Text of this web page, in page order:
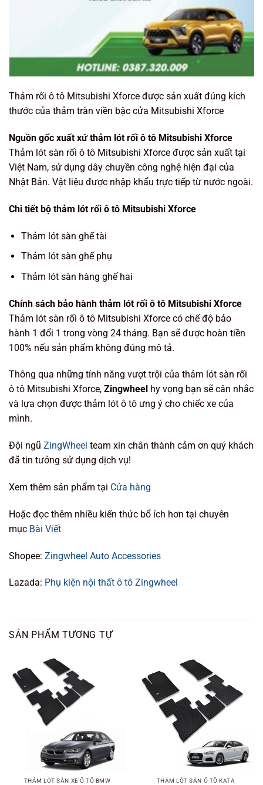
Thảm rối ô tô Mitsubishi Xforce được sản xuất đúng kích
thước của thảm tràn viền bậc cửa Mitsubishi Xforce
Nguồn gốc xuất xứ thảm lót rối ô tô Mitsubishi Xforce
Thảm lót sàn rối ô tô Mitsubishi Xforce được sản xuất tại
Việt Nam, sử dụng dây chuyền công nghệ hiện đại của
Nhật Bản. Vật liệu được nhập khẩu trực tiếp từ nước ngoài.
Chi tiết bộ thảm lót rối ô tô Mitsubishi Xforce
Thảm lót sàn ghế tài
Thảm lót sàn ghế phụ
Thảm lót sàn hàng ghế hai
Chính sách bảo hành thảm lót rối ô tô Mitsubishi Xforce
Thảm lót sàn rối ô tô Mitsubishi Xforce có chế độ bảo
hành 1 đổi 1 trong vòng 24 tháng. Bạn sẽ được hoàn tiền
100% nếu sản phẩm không đúng mô tả.
Thông qua những tính năng vượt trội của thảm lót sàn rối
ô tô Mitsubishi Xforce, Zingwheel hy vọng bạn sẽ cân nhắc
và lựa chọn được thảm lót ô tô ưng ý cho chiếc xe của
mình.
Đội ngũ ZingWheel team xin chân thành cảm ơn quý khách
đã tin tưởng sử dụng dịch vụ!
Xem thêm sản phẩm tại Cửa hàng
Hoặc đọc thêm nhiều kiến thức bổ ích hơn tại chuyên
mục Bài Viết
Shopee: Zingwheel Auto Accessories
Lazada: Phụ kiện nội thất ô tô Zingwheel
SẢN PHẨM TƯƠNG TỰ
THẢM LÓT SÀN XE Ô TÔ BMW THẢM LÓT SÀN Ô TÔ KATA